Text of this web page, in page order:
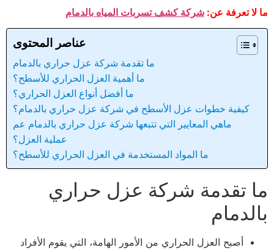
ما لا تعرفة عن: شركة كشف تسربات المياه بالدمام
عناصر المحتوى
ما تقدمة شركة عزل حراري بالدمام
ما أهمية العزل الحراري للأسطح؟
ما أفضل أنواع العزل الحراري؟
كيفية خطوات عزل الأسطح في شركة عزل حراري بالدمام؟
ماهي المعايير التي تتبعها شركة عزل حراري بالدمام عم
عملية العزل؟
ما المواد المستخدمة في العزل الحراري للأسطح؟
ما تقدمة شركة عزل حراري
بالدمام
أصبح العزل الحراري من الأمور الهامة، التي يقوم الأفراد